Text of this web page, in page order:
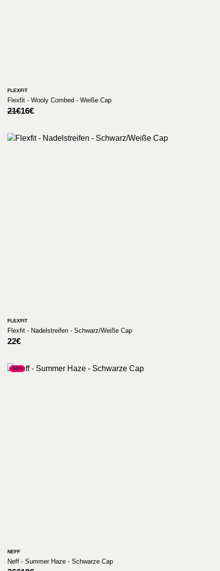
FLEXFIT
Flexfit - Wooly Combed - Weiße Cap
21€
Ursprünglicher
21€
16€
Aktueller
16€.
FLEXFIT
Flexfit - Nadelstreifen - Schwarz/Weiße Cap
22€
-50%
NEFF
Neff - Summer Haze - Schwarze Cap